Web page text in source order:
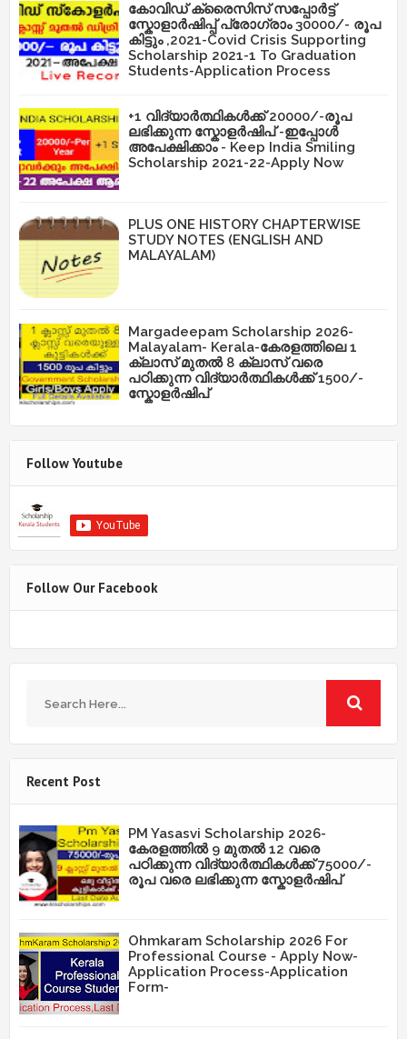
കോവിഡ് ക്രൈസിസ് സപ്പോർട്ട്
സ്കോളാർഷിപ്പ് പ്രോഗ്രാം 30000/- രൂപ
കിട്ടും ,2021-Covid Crisis Supporting
Scholarship 2021-1 To Graduation
Students-Application Process
+1 വിദ്യാർത്ഥികൾക്ക് 20000/-രൂപ
ലഭിക്കുന്ന സ്കോളർഷിപ് -ഇപ്പോൾ
അപേക്ഷിക്കാം - Keep India Smiling
Scholarship 2021-22-Apply Now
PLUS ONE HISTORY CHAPTERWISE
STUDY NOTES (ENGLISH AND
MALAYALAM)
Margadeepam Scholarship 2026-
Malayalam- Kerala-കേരളത്തിലെ 1
ക്ലാസ് മുതൽ 8 ക്ലാസ് വരെ
പഠിക്കുന്ന വിദ്യാർത്ഥികൾക്ക് 1500/-
സ്കോളർഷിപ്
Follow Youtube
Follow Our Facebook
Recent Post
PM Yasasvi Scholarship 2026-
കേരളത്തിൽ 9 മുതൽ 12 വരെ
പഠിക്കുന്ന വിദ്യാർത്ഥികൾക്ക് 75000/-
രൂപ വരെ ലഭിക്കുന്ന സ്കോളർഷിപ്
Ohmkaram Scholarship 2026 For
Professional Course - Apply Now-
Application Process-Application
Form-